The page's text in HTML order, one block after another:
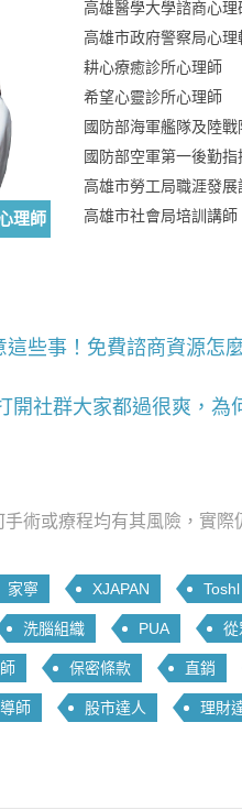
理師
高雄醫學大學諮商心理
高雄市政府警察局心理
耕心療癒診所心理師
希望心靈診所心理師
國防部海軍艦隊及陸
國防部空軍第一後勤指
高雄市勞工局職涯發展
高雄市社會局培訓講師
些事！免費諮商資源怎
開社群大家都過很爽，為
術或療程均有其風險，實
家寧 XJAPAN Toshl
洗腦組織 PUA 從
保密條款 直銷
師 股市達人 理財